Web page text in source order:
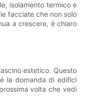
isolamento termico e
facciate che non solo
a crescere, è chiaro
estetico. Questo
la domanda di edifici
volta che vedi